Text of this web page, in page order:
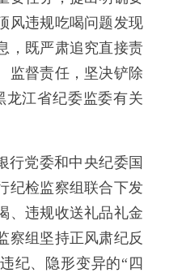
风违规吃喝问题发现
，既严肃追究直接责
监督责任，坚决铲除
龙江省纪委监委有关
行党委和中央纪委国
纪检监察组联合下发
、违规收送礼品礼金
察组坚持正风肃纪反
纪、隐形变异的“四